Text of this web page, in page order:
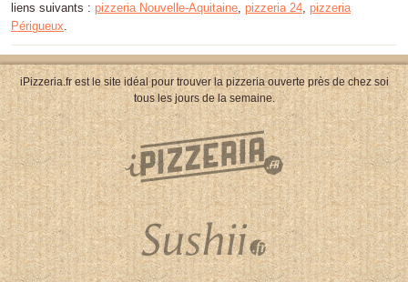
liens suivants : pizzeria Nouvelle-Aquitaine, pizzeria 24, pizzeria
Périgueux.
iPizzeria.fr est le site idéal pour trouver la pizzeria ouverte près de chez soi
tous les jours de la semaine.